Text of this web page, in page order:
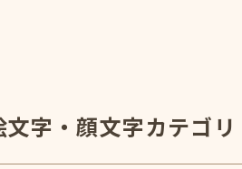
字・顔文字カテゴリ